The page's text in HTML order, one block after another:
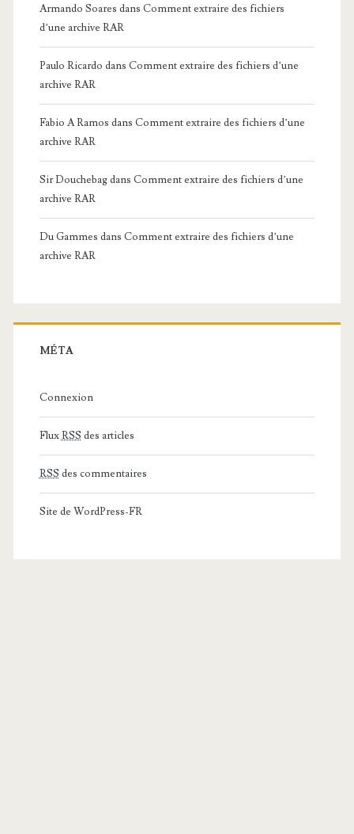
Armando Soares dans Comment extraire des fichiers
d’une archive RAR
Paulo Ricardo dans Comment extraire des fichiers d’une
archive RAR
Fabio A Ramos dans Comment extraire des fichiers d’une
archive RAR
Sir Douchebagdans Comment extraire des fichiers d’une
archive RAR
Du Gammes dans Comment extraire des fichiers d’une
archive RAR
MÉTA
Connexion
FluxRSS des articles
RSS des commentaires
Site de WordPress-FR